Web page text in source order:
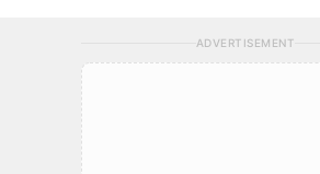
ADVERTISEMENT